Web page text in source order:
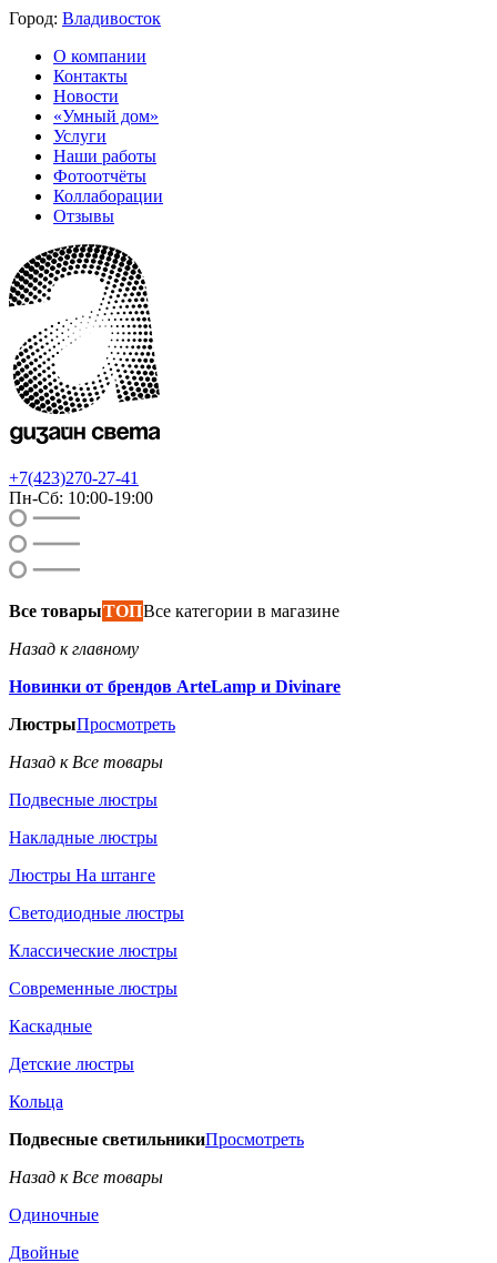
Город: Владивосток
О компании
Контакты
Новости
«Умный дом»
Услуги
Наши работы
Фотоотчёты
Коллаборации
Отзывы
+7(423)270-27-41
Пн-Сб: 10:00-19:00
Все товарыТОПВсе категории в магазине
Назад к главному
Новинки от брендов ArteLamp и Divinare
ЛюстрыПросмотреть
Назад к Все товары
Подвесные люстры
Накладные люстры
Люстры На штанге
Светодиодные люстры
Классические люстры
Современные люстры
Каскадные
Детские люстры
Кольца
Подвесные светильникиПросмотреть
Назад к Все товары
Одиночные
Двойные